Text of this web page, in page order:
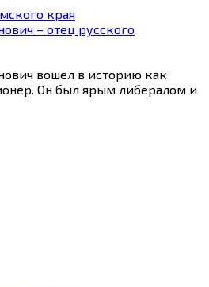
края
– отец русского
вошел в историю как
Он был ярым либералом и